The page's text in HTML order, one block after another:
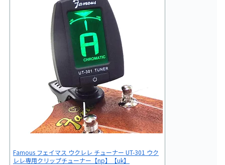
Famous フェイマス ウクレレ チューナー UT-301 ウク
レレ専用クリップチューナー【np】【uk】